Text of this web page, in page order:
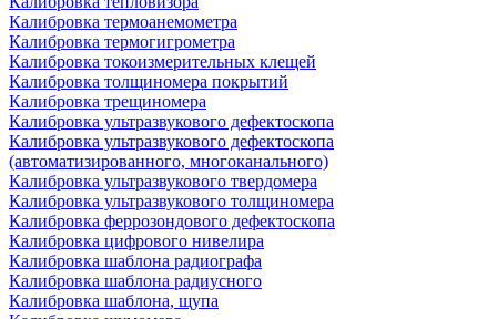
Калибровка термоанемометра
Калибровка термогигрометра
Калибровка токоизмерительных клещей
Калибровка толщиномера покрытий
Калибровка трещиномера
Калибровка ультразвукового дефектоскопа
Калибровка ультразвукового дефектоскопа
(автоматизированного, многоканального)
Калибровка ультразвукового твердомера
Калибровка ультразвукового толщиномера
Калибровка феррозондового дефектоскопа
Калибровка цифрового нивелира
Калибровка шаблона радиографа
Калибровка шаблона радиусного
Калибровка шаблона, щупа